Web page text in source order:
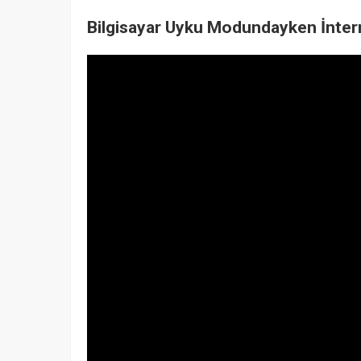
Bilgisayar Uyku Modundayken